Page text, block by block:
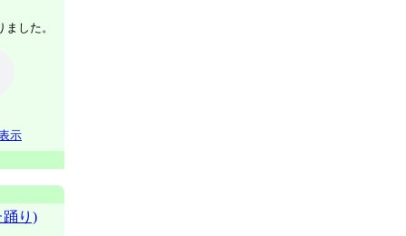
した。
示
り)